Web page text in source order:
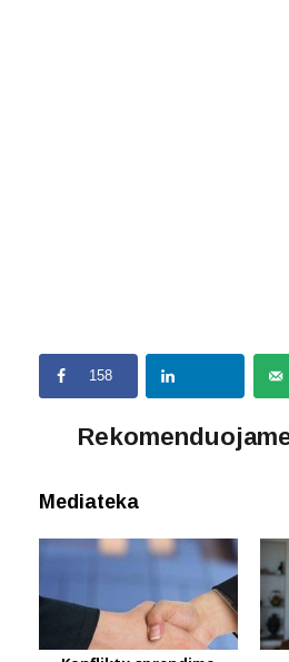
158
Mediateka